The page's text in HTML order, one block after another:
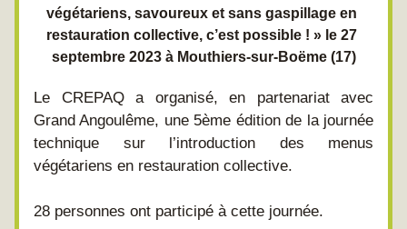
végétariens, savoureux et sans gaspillage en
restauration collective, c’est possible ! » le 27
septembre 2023 à Mouthiers-sur-Boëme (17)
Le CREPAQ a organisé, en partenariat avec
Grand Angoulême, une 5ème édition de la journée
technique sur l’introduction des menus
végétariens en restauration collective.
28 personnes ont participé à cette journée.